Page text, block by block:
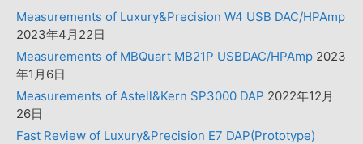
Measurements of Luxury&Precision W4 USB DAC/HPAmp
2023年4月22日
Measurements of MBQuart MB21P USBDAC/HPAmp 2023
年1月6日
Measurements of Astell&Kern SP3000 DAP 2022年12月
26日
Fast Review of Luxury&Precision E7 DAP(Prototype)